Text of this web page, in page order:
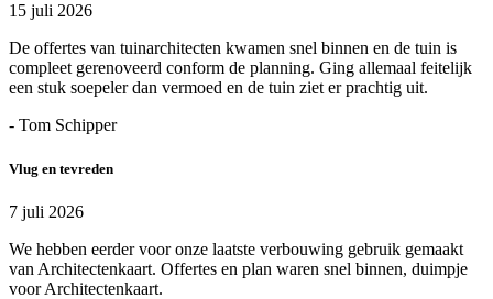
15 juli 2026
De offertes van tuinarchitecten kwamen snel binnen en de tuin is
compleet gerenoveerd conform de planning. Ging allemaal feitelijk
een stuk soepeler dan vermoed en de tuin ziet er prachtig uit.
- Tom Schipper
Vlug en tevreden
7 juli 2026
We hebben eerder voor onze laatste verbouwing gebruik gemaakt
van Architectenkaart. Offertes en plan waren snel binnen, duimpje
voor Architectenkaart.